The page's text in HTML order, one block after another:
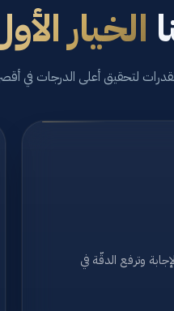
الخيار
لتحقيق أعلى الدرجات في
وترفع الدقّة في